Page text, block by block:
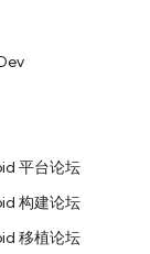
平台论坛
构建论坛
移植论坛